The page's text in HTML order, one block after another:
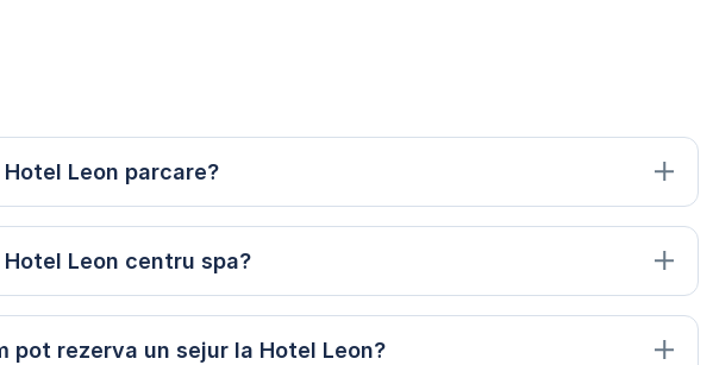
Hotel Leon parcare?
Hotel Leon centru spa?
pot rezerva un sejur la Hotel Leon?